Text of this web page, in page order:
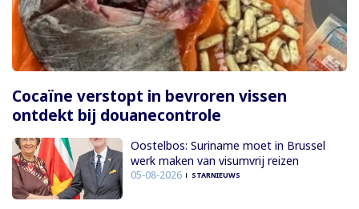
Cocaïne verstopt in bevroren vissen
ontdekt bij douanecontrole
Oostelbos: Suriname moet in Brussel
werk maken van visumvrij reizen
05-08-2026 STARNIEUWS